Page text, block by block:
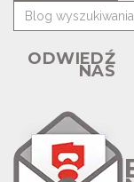
ODWIEDŹ
NAS